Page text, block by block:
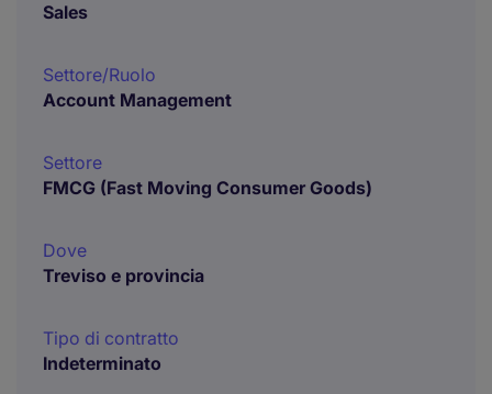
Sales
Settore/Ruolo
Account Management
Settore
FMCG (Fast Moving Consumer Goods)
Dove
Treviso e provincia
Tipo di contratto
Indeterminato